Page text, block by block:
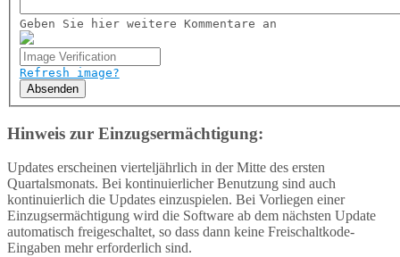
Geben Sie hier weitere Kommentare an
Refresh image?
Absenden
Hinweis zur Einzugsermächtigung:
Updates erscheinen vierteljährlich in der Mitte des ersten
Quartalsmonats. Bei kontinuierlicher Benutzung sind auch
kontinuierlich die Updates einzuspielen. Bei Vorliegen einer
Einzugsermächtigung wird die Software ab dem nächsten Update
automatisch freigeschaltet, so dass dann keine Freischaltkode-
Eingaben mehr erforderlich sind.